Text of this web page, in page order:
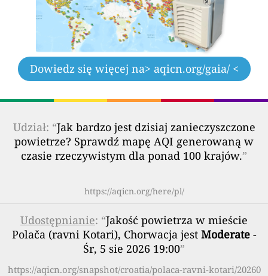
Dowiedz się więcej na> aqicn.org/gaia/ <
Udział: “Jak bardzo jest dzisiaj zanieczyszczone
powietrze? Sprawdź mapę AQI generowaną w
czasie rzeczywistym dla ponad 100 krajów.”
https://aqicn.org/here/pl/
Udostępnianie: “Jakość powietrza w mieście
Polača (ravni Kotari), Chorwacja jest Moderate-
Śr, 5 sie 2026 19:00”
https://aqicn.org/snapshot/croatia/polaca-ravni-kotari/20260